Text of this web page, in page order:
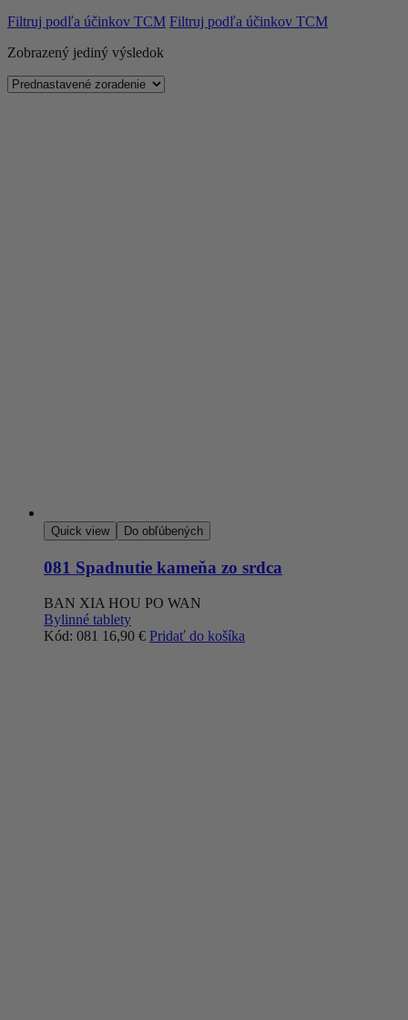
Filtruj podľa účinkov TCM Filtruj podľa účinkov TCM
Zobrazený jediný výsledok
Quick view Do obľúbených
081 Spadnutie kameňa zo srdca
BAN XIA HOU PO WAN
Bylinné tablety
Kód: 081 16,90 € Pridať do košíka